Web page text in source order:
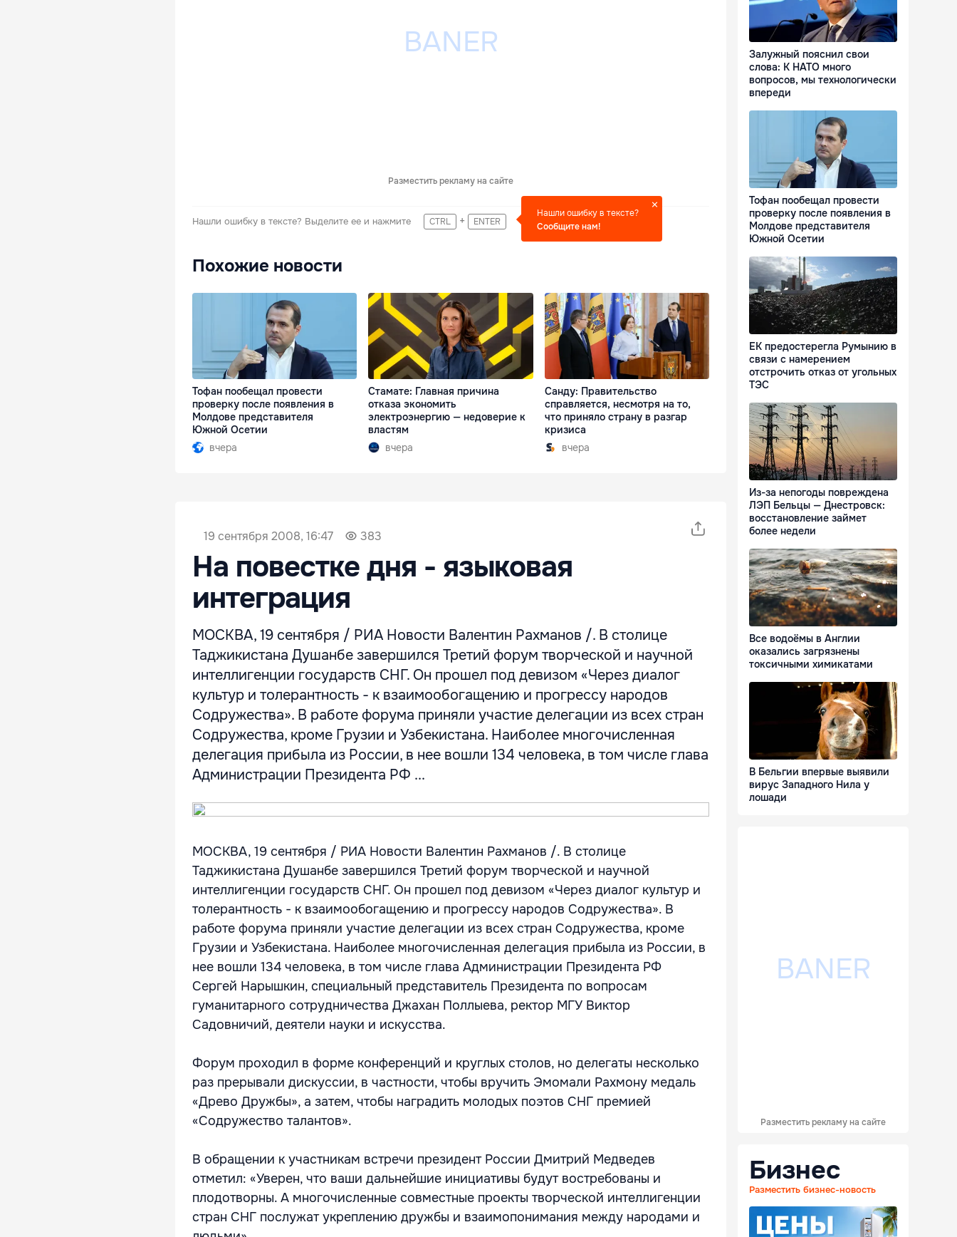
Разместить рекламу на сайте
Нашли ошибку в тексте? Выделите ее и нажмите CTRL + ENTER
Нашли ошибку в тексте?
Сообщите нам!
Похожие новости
Тофан пообещал провести
проверку после появления в
Молдове представителя
Южной Осетии
вчера
Стамате: Главная причина
отказа экономить
электроэнергию — недоверие к
властям
вчера
Санду: Правительство
справляется, несмотря на то,
что приняло страну в разгар
кризиса
вчера
19 сентября 2008, 16:47 383
На повестке дня - языковая
интеграция
МОСКВА, 19 сентября / РИА Новости Валентин Рахманов /. В столице
Таджикистана Душанбе завершился Третий форум творческой и научной
интеллигенции государств СНГ. Он прошел под девизом «Через диалог
культур и толерантность - к взаимообогащению и прогрессу народов
Содружества». В работе форума приняли участие делегации из всех стран
Содружества, кроме Грузии и Узбекистана. Наиболее многочисленная
делегация прибыла из России, в нее вошли 134 человека, в том числе глава
Администрации Президента РФ ...
МОСКВА, 19 сентября / РИА Новости Валентин Рахманов /. В столице
Таджикистана Душанбе завершился Третий форум творческой и научной
интеллигенции государств СНГ. Он прошел под девизом «Через диалог культур и
толерантность - к взаимообогащению и прогрессу народов Содружества». В
работе форума приняли участие делегации из всех стран Содружества, кроме
Грузии и Узбекистана. Наиболее многочисленная делегация прибыла из России, в
нее вошли 134 человека, в том числе глава Администрации Президента РФ
Сергей Нарышкин, специальный представитель Президента по вопросам
гуманитарного сотрудничества Джахан Поллыева, ректор МГУ Виктор
Садовничий, деятели науки и искусства.
Форум проходил в форме конференций и круглых столов, но делегаты несколько
раз прерывали дискуссии, в частности, чтобы вручить Эмомали Рахмону медаль
«Древо Дружбы», а затем, чтобы наградить молодых поэтов СНГ премией
«Содружество талантов».
В обращении к участникам встречи президент России Дмитрий Медведев
отметил: «Уверен, что ваши дальнейшие инициативы будут востребованы и
плодотворны. А многочисленные совместные проекты творческой интеллигенции
стран СНГ послужат укреплению дружбы и взаимопонимания между народами и
Залужный пояснил свои
слова: К НАТО много
вопросов, мы технологически
впереди
Тофан пообещал провести
проверку после появления в
Молдове представителя
Южной Осетии
ЕК предостерегла Румынию в
связи с намерением
отстрочить отказ от угольных
ТЭС
Из-за непогоды повреждена
ЛЭП Бельцы — Днестровск:
восстановление займет
более недели
Все водоёмы в Англии
оказались загрязнены
токсичными химикатами
В Бельгии впервые выявили
вирус Западного Нила у
лошади
Разместить рекламу на сайте
Бизнес
Разместить бизнес-новость